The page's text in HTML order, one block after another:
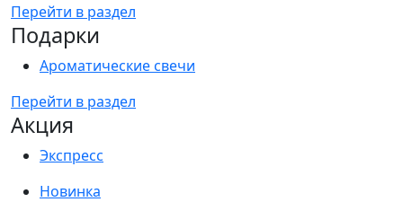
Перейти в раздел
Подарки
Ароматические свечи
Перейти в раздел
Акция
Экспресс
Новинка